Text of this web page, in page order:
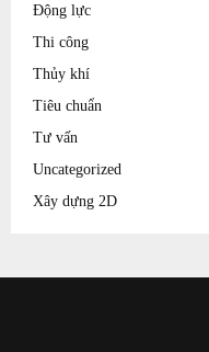
Động lực
Thi công
Thủy khí
Tiêu chuẩn
Tư vấn
Uncategorized
Xây dựng 2D